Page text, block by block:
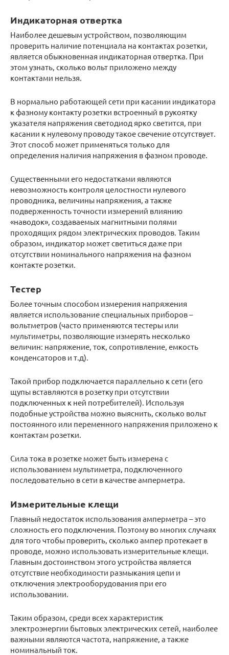
Индикаторная отвертка
Наиболее дешевым устройством, позволяющим
проверить наличие потенциала на контактах розетки,
является обыкновенная индикаторная отвертка. При
этом узнать, сколько вольт приложено между
контактами нельзя.
В нормально работающей сети при касании индикатора
к фазному контакту розетки встроенный в рукоятку
указателя напряжения светодиод ярко светится, при
касании к нулевому проводу такое свечение отсутствует.
Этот способ может применяться только для
определения наличия напряжения в фазном проводе.
Существенными его недостатками являются
невозможность контроля целостности нулевого
проводника, величины напряжения, а также
подверженность точности измерений влиянию
«наводок», создаваемых магнитными полями
проходящих рядом электрических проводов. Таким
образом, индикатор может светиться даже при
отсутствии номинального напряжения на фазном
контакте розетки.
Тестер
Более точным способом измерения напряжения
является использование специальных приборов –
вольтметров (часто применяются тестеры или
мультиметры, позволяющие измерять несколько
величин: напряжение, ток, сопротивление, емкость
конденсаторов и т.д).
Такой прибор подключается параллельно к сети (его
щупы вставляются в розетку при отсутствии
подключенных к ней потребителей). Используя
подобные устройства можно выяснить, сколько вольт
постоянного или переменного напряжения приложено к
контактам розетки.
Сила тока в розетке может быть измерена с
использованием мультиметра, подключенного
последовательно в сети в качестве амперметра.
Измерительные клещи
Главный недостаток использования амперметра – это
сложность его подключения. Поэтому во многих случаях
для того чтобы проверить, сколько ампер протекает в
проводе, можно использовать измерительные клещи.
Главным достоинством этого устройства является
отсутствие необходимости размыкания цепи и
отключения электрооборудования при его
использовании.
Таким образом, среди всех характеристик
электроэнергии бытовых электрических сетей, наиболее
важными являются частота, напряжение, а также
номинальный ток.